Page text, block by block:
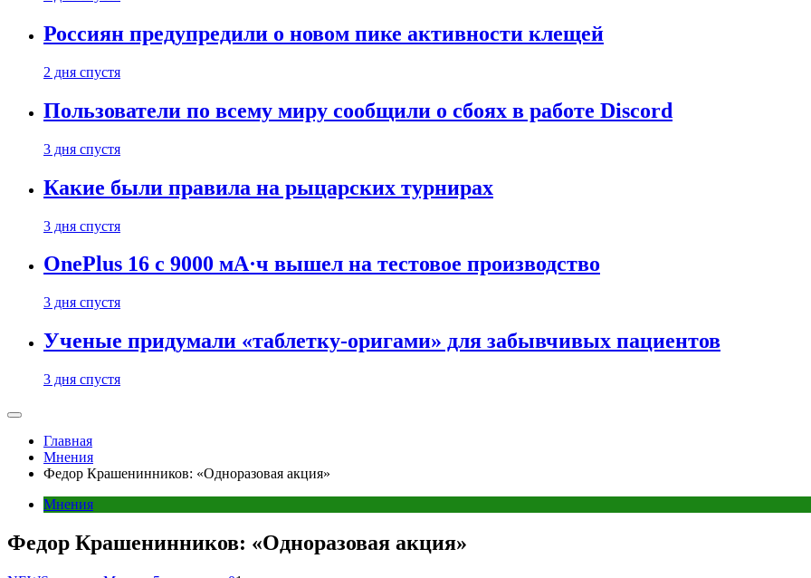
Россиян предупредили о новом пике активности клещей
2 дня спустя
Пользователи по всему миру сообщили о сбоях в работе Discord
3 дня спустя
Какие были правила на рыцарских турнирах
3 дня спустя
OnePlus 16 с 9000 мА·ч вышел на тестовое производство
3 дня спустя
Ученые придумали «таблетку-оригами» для забывчивых пациентов
3 дня спустя
Главная
Мнения
Федор Крашенинников: «Одноразовая акция»
Мнения
Федор Крашенинников: «Одноразовая акция»